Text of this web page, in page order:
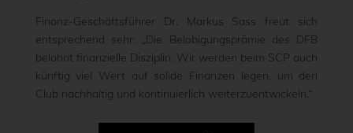
Finanz-Geschäftsführer Dr. Markus Sass freut sich
entsprechend sehr: „Die Belobigungsprämie des DFB
belohnt finanzielle Disziplin. Wir werden beim SCP auch
künftig viel Wert auf solide Finanzen legen, um den
Club nachhaltig und kontinuierlich weiterzuentwickeln.“